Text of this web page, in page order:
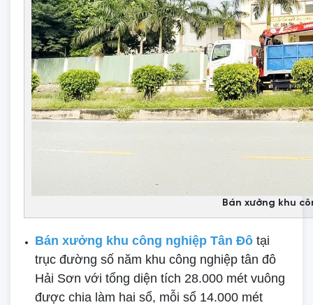
Bán xưởng khu
Bán xưởng khu công nghiệp Tân Đô tại
trục đường số năm khu công nghiệp tân đô
Hải Sơn với tổng diện tích 28.000 mét vuông
được chia làm hai sổ, mỗi sổ 14.000 mét